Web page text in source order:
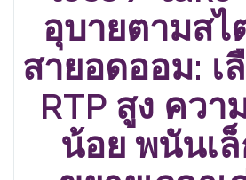
อุบายตามสไ
สายอดออม: เ
RTP สูง คว
น้อย พนันเล็